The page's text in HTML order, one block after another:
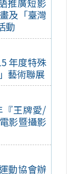
推廣短影
及「臺灣
動
年度特殊
藝術聯展
『王牌愛/
影暨攝影
動協會辦